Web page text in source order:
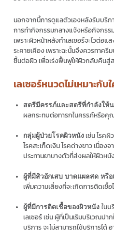
นอกจากนี้การดูแลตัวเองหลังรับบริ
การทำกิจกรรมกลางแจ้งหรือกิจกร
เพราะผิวหน้าหลังทำเลเซอร์จะไวต่อ
ระคายเคือง เพราะฉะนั้นจึงควรทาครี
ชื้นต่อผิว เพื่อเร่งฟื้นฟูให้ผิวกลับคืน
เลเซอร์หนวดไม่เหมาะกับ
สตรีมีครรภ์และสตรีที่กำลังให้
ผลกระทบต่อทารกในครรภ์หรือคุ
กลุ่มผู้ป่วยโรคผิวหนัง เช่น โรค
โรคสะเก็ดเงิน โรคด่างขาว เนื่อง
ประทานยาบางตัวที่ส่งผลให้ผิวหนั
ผู้ที่มีสิวอักเสบ บาดแผลสด หรื
เพิ่มความเสี่ยงที่จะเกิดการติดเชื้อ
ผู้ที่มีการติดเชื้อของผิวหนัง ใน
เลเซอร์ เช่น ผู้ที่เป็นเริมบริเวณป
บริการ จะไม่สามารถใช้บริการได้